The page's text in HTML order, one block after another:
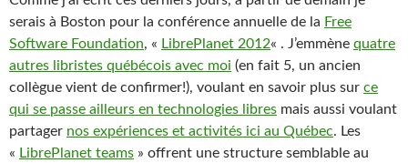
serais à Boston pour la conférence annuelle de la Free
Software Foundation, « LibrePlanet 2012« . J’emmène quatre
autres libristes québécois avec moi (en fait 5, un ancien
collègue vient de confirmer!), voulant en savoir plus sur ce
qui se passe ailleurs en technologies libres mais aussi voulant
partager nos expériences et activités ici au Québec. Les
« LibrePlanet teams » offrent une structure semblable au